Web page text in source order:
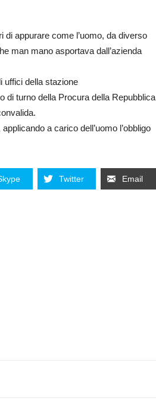
di appurare come l’uomo, da diverso
man mano asportava dall’azienda
uffici della stazione
di turno della Procura della Repubblica
a carico dell’uomo l’obbligo
Twitter Email